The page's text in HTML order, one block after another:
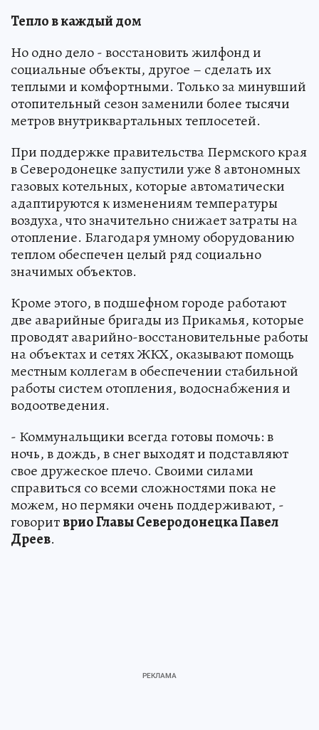
Тепло в каждый дом
Но одно дело - восстановить жилфонд и
социальные объекты, другое – сделать их
теплыми и комфортными. Только за минувший
отопительный сезон заменили более тысячи
метров внутриквартальных теплосетей.
При поддержке правительства Пермского края
в Северодонецке запустили уже 8 автономных
газовых котельных, которые автоматически
адаптируются к изменениям температуры
воздуха, что значительно снижает затраты на
отопление. Благодаря умному оборудованию
теплом обеспечен целый ряд социально
значимых объектов.
Кроме этого, в подшефном городе работают
две аварийные бригады из Прикамья, которые
проводят аварийно-восстановительные работы
на объектах и сетях ЖКХ, оказывают помощь
местным коллегам в обеспечении стабильной
работы систем отопления, водоснабжения и
водоотведения.
- Коммунальщики всегда готовы помочь: в
ночь, в дождь, в снег выходят и подставляют
свое дружеское плечо. Своими силами
справиться со всеми сложностями пока не
можем, но пермяки очень поддерживают, -
говоритврио Главы Северодонецка Павел
Дреев.